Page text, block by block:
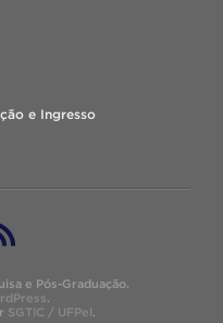
e Ingresso
e Pós-Graduação.
.
SGTIC / UFPel.